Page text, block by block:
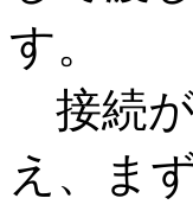
す。
接続が
え、ま